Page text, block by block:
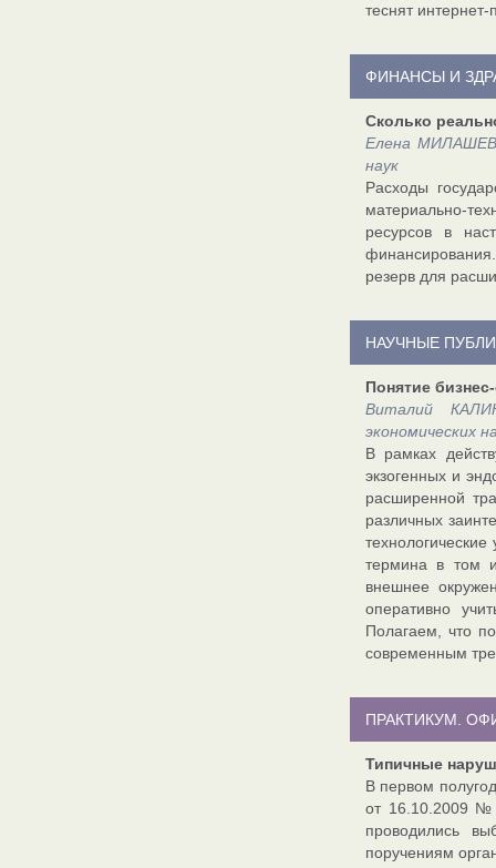
теснят
ФИНАНСЫ И
Сколько
Елена
наук
Расходы
материально-
ресурсов в
резерв для
НАУЧНЫЕ
Понятие
Виталий
экономических
В рамках
экзогенных и
расширенной
различных
термина в том
внешнее
оперативно
Полагаем, что
современным
ПРАКТИКУМ.
Типичные
В первом
от 16.10.2009 №
проводились
поручениям